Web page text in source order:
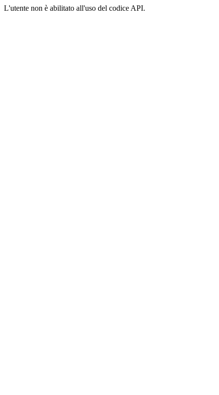
L'utente non è abilitato all'uso del codice API.